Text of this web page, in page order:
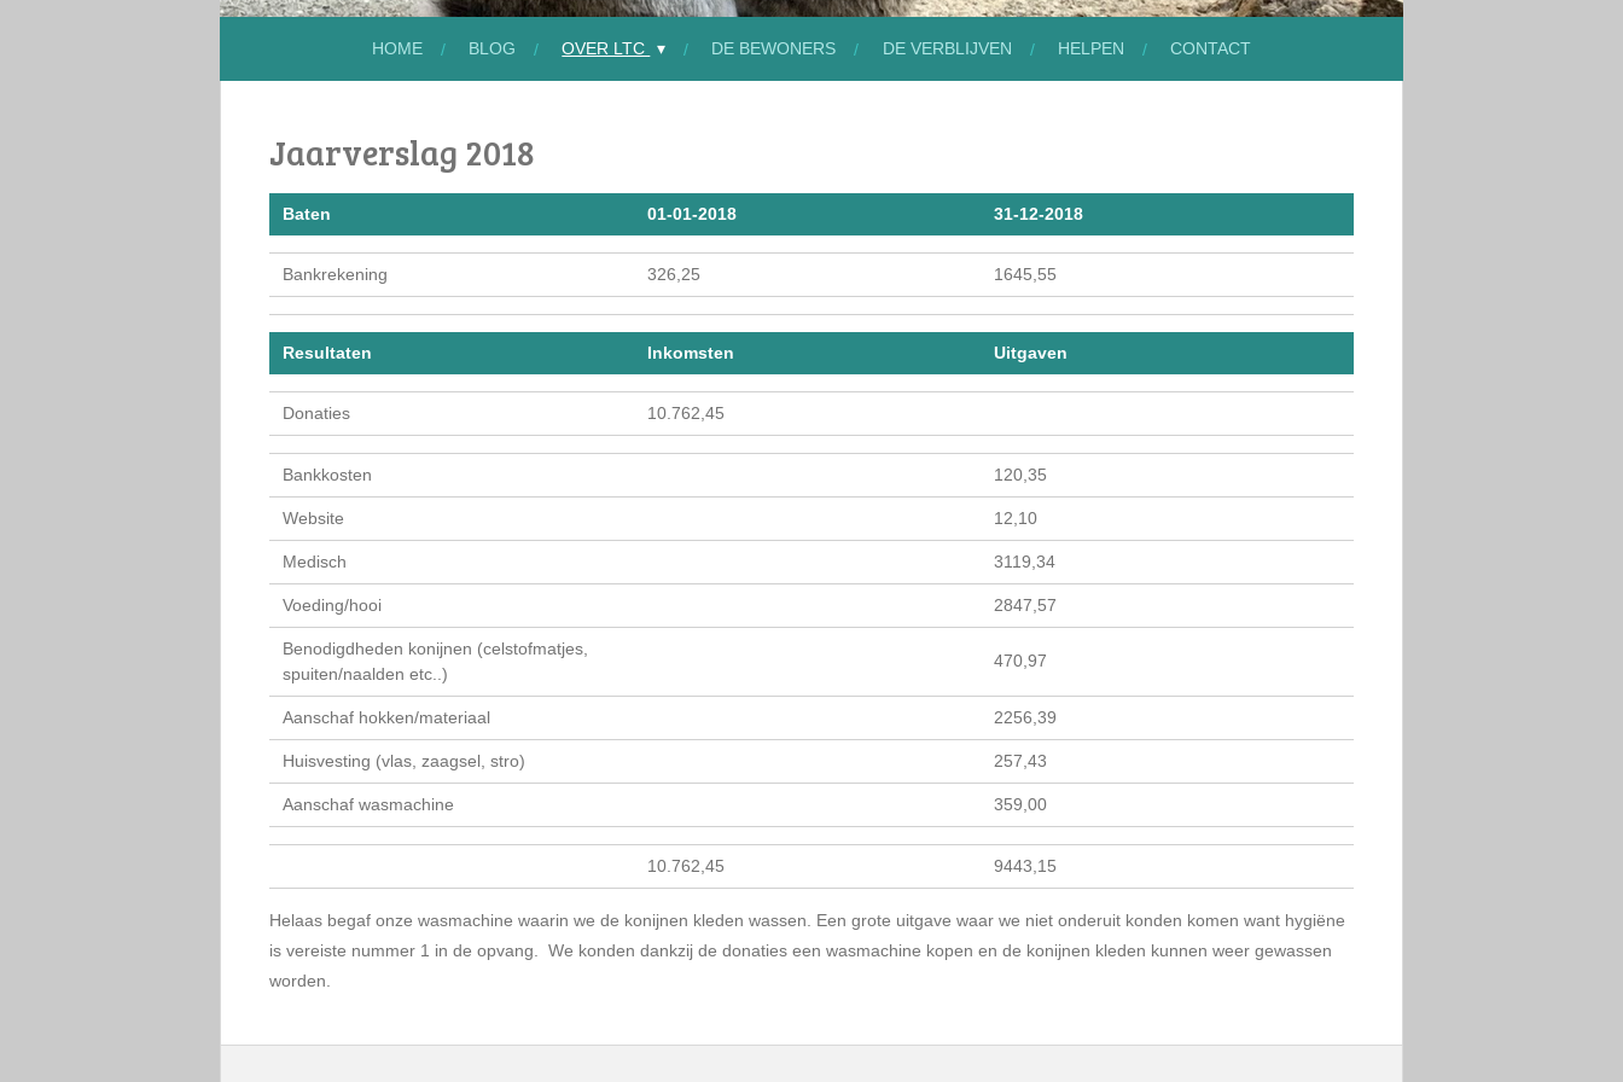
HOME BLOG OVER LTC DE BEWONERS DE VERBLIJVEN HELPEN CONTACT
Jaarverslag 2018
Baten 01-01-2018 31-12-2018
Bankrekening 326,25 1645,55
Resultaten Inkomsten Uitgaven
Donaties 10.762,45
Bankkosten 120,35
Website 12,10
Medisch 3119,34
Voeding/hooi 2847,57
Benodigdheden konijnen (celstofmatjes,
spuiten/naalden etc..)
470,97
Aanschaf hokken/materiaal 2256,39
Huisvesting (vlas, zaagsel, stro) 257,43
Aanschaf wasmachine 359,00
10.762,45 9443,15
Helaas begaf onze wasmachine waarin we de konijnen kleden wassen. Een grote uitgave waar we niet onderuit konden komen want hygiëne
is vereiste nummer 1 in de opvang. We konden dankzij de donaties een wasmachine kopen en de konijnen kleden kunnen weer gewassen
worden.